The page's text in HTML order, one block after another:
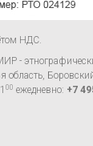
НДС.
-
область,
00 ежедневно: +7